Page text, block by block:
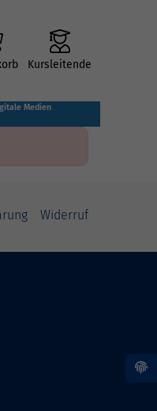
Kursleitende
Medien
Widerruf